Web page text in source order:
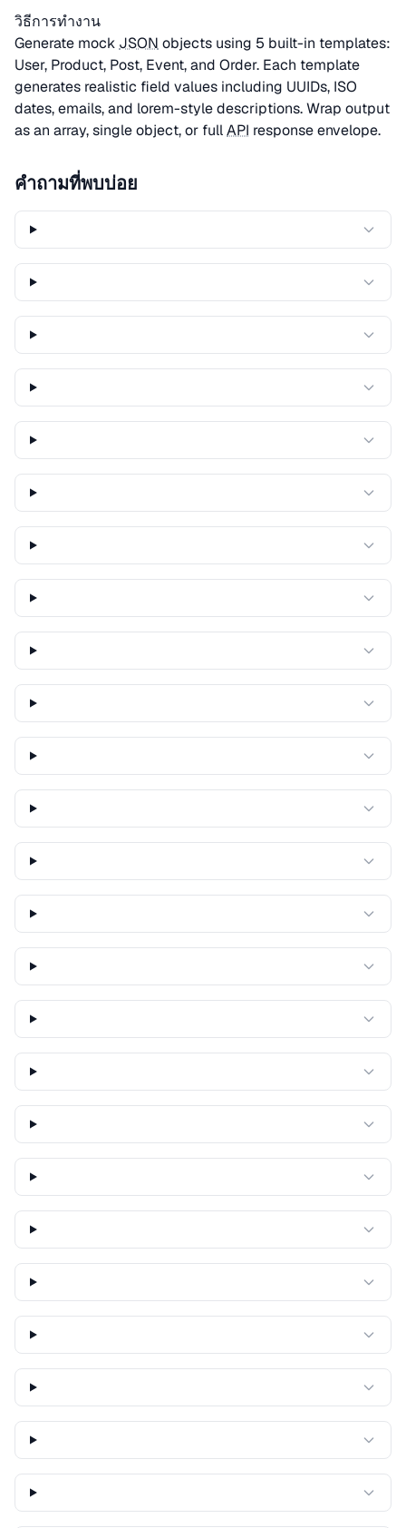
วิธีการทำงาน
Generate mock JSON objects using 5 built-in templates:
User, Product, Post, Event, and Order. Each template
generates realistic field values including UUIDs, ISO
dates, emails, and lorem-style descriptions. Wrap output
as an array, single object, or fullAPI response envelope.
คำถามที่พบบ่อย